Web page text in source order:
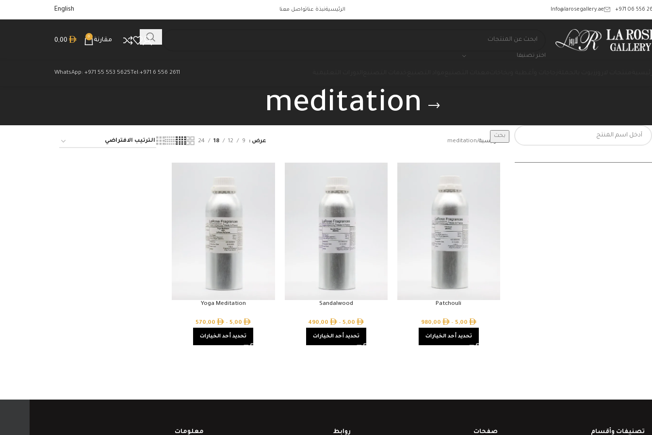
‎+971 06 556
Info@larosegallery.ae الرئيسيةنبذة عناتواصل معنا English
اختر تصنيفا
مقارنة
0
0,00
Tel:+971 6 556 2611
WhatsApp: +971 55 553 5625
meditation
بحث
الرئيسية meditation عرض 9
12
18
24
Patchouli
5,00
–
980,00
تحديد أحد الخيارات
Sandalwood
5,00
–
490,00
تحديد أحد الخيارات
Yoga Meditation
5,00
–
570,00
تحديد أحد الخيارات
تصنيفات وأقسام صفحات روابط معلومات